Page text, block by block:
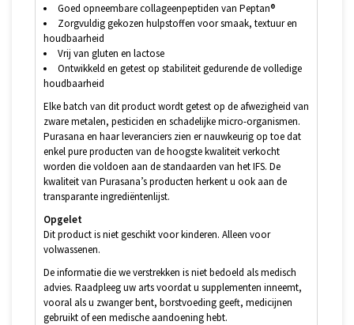
Goed opneembare collageenpeptiden van Peptan®
Zorgvuldig gekozen hulpstoffen voor smaak, textuur en
houdbaarheid
Vrij van gluten en lactose
Ontwikkeld en getest op stabiliteit gedurende de volledige
houdbaarheid
Elke batch van dit product wordt getest op de afwezigheid van
zware metalen, pesticiden en schadelijke micro-organismen.
Purasana en haar leveranciers zien er nauwkeurig op toe dat
enkel pure producten van de hoogste kwaliteit verkocht
worden die voldoen aan de standaarden van het IFS. De
kwaliteit van Purasana’s producten herkent u ook aan de
transparante ingrediëntenlijst.
Opgelet
Dit product is niet geschikt voor kinderen. Alleen voor
volwassenen.
De informatie die we verstrekken is niet bedoeld als medisch
advies. Raadpleeg uw arts voordat u supplementen inneemt,
vooral als u zwanger bent, borstvoeding geeft, medicijnen
gebruikt of een medische aandoening hebt.